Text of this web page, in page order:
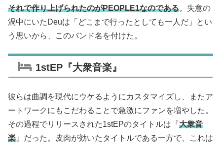
それで作り上げられたのがPEOPLE1なのである。失意の
渦中にいたDeuは「どこまで行ったとしても一人だ」とい
う思いから、このバンド名を付けた。
1stEP『大衆音楽』
彼らは曲調を現代にウケるようにカスタマイズし、またア
ートワークにもこだわることで急激にファンを増やした。
その過程でリリースされた1stEPのタイトルは『大衆音
楽 』だった。皮肉が効いたタイトルである一方で、これは